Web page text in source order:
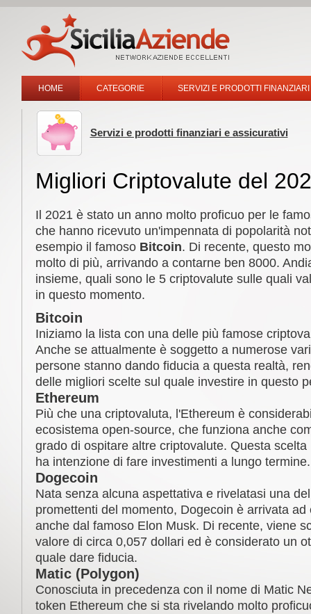
HOME CATEGORIE SERVIZI E PRODOTTI
Servizi e prodotti finanziari e assicurativi
Migliori Criptovalute del
Il 2021 è stato un anno molto proficuo per le
che hanno ricevuto un'impennata di popolarità
esempio il famoso Bitcoin. Di recente, questo
molto di più, arrivando a contarne ben 8000.
insieme, quali sono le 5 criptovalute sulle quali
in questo momento.
Bitcoin
Iniziamo la lista con una delle più famose
Anche se attualmente è soggetto a numerose
persone stanno dando fiducia a questa realtà,
delle migliori scelte sul quale investire in questo
Ethereum
Più che una criptovaluta, l'Ethereum è
ecosistema open-source, che funziona anche
grado di ospitare altre criptovalute. Questa
ha intenzione di fare investimenti a lungo termine.
Dogecoin
Nata senza alcuna aspettativa e rivelatasi una
promettenti del momento, Dogecoin è arrivata ad
anche dal famoso Elon Musk. Di recente, viene
valore di circa 0,057 dollari ed è considerato un
quale dare fiducia.
Matic (Polygon)
Conosciuta in precedenza con il nome di Matic
token Ethereum che si sta rivelando molto